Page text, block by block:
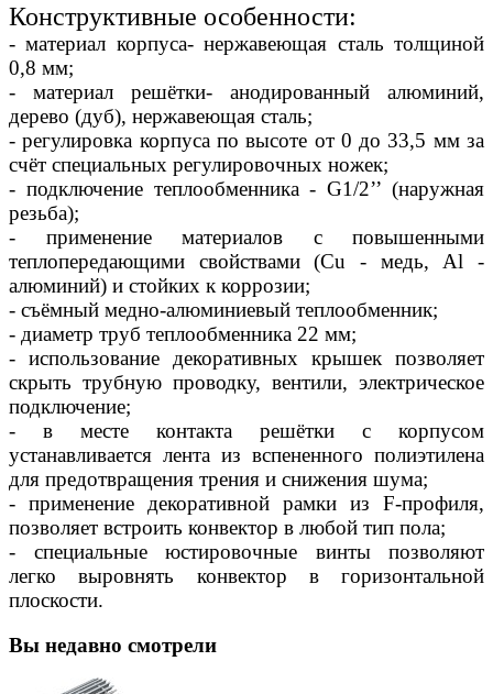
Конструктивные особенности:
- материал корпуса- нержавеющая сталь толщиной
0,8 мм;
- материал решётки- анодированный алюминий,
дерево (дуб), нержавеющая сталь;
- регулировка корпуса по высоте от 0 до 33,5 мм за
счёт специальных регулировочных ножек;
- подключение теплообменника - G1/2’’ (наружная
резьба);
- применение материалов с повышенными
теплопередающими свойствами (Сu - медь, Al -
алюминий) и стойких к коррозии;
- съёмный медно-алюминиевый теплообменник;
- диаметр труб теплообменника 22 мм;
- использование декоративных крышек позволяет
скрыть трубную проводку, вентили, электрическое
подключение;
- в месте контакта решётки с корпусом
устанавливается лента из вспененного полиэтилена
для предотвращения трения и снижения шума;
- применение декоративной рамки из F-профиля,
позволяет встроить конвектор в любой тип пола;
- специальные юстировочные винты позволяют
легко выровнять конвектор в горизонтальной
плоскости.
Вы недавно смотрели